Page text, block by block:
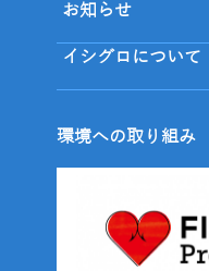
お知らせ
イシグロについて
環境への取り組み